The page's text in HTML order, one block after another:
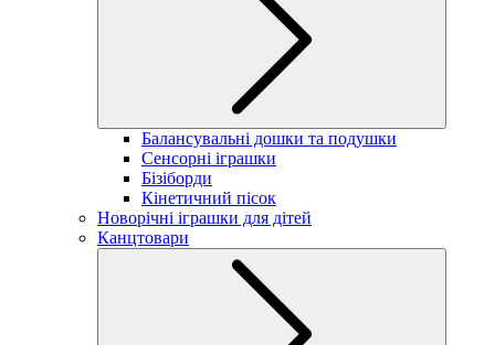
Балансувальні дошки та подушки
Сенсорні іграшки
Бізіборди
Кінетичний пісок
Новорічні іграшки для дітей
Канцтовари